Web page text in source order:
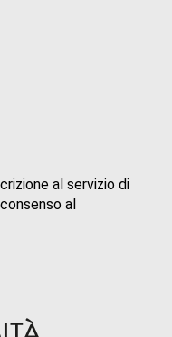
al servizio di
al